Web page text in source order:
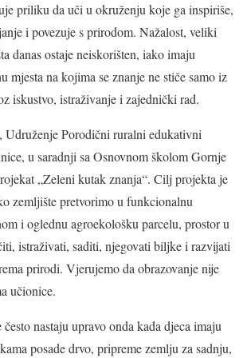
priliku da uči u okruženju koje ga inspiriše,
i povezuje s prirodom. Nažalost, veliki
danas ostaje neiskorišten, iako imaju
mjesta na kojima se znanje ne stiče samo iz
iskustvo, istraživanje i zajednički rad.
Udruženje Porodični ruralni edukativni
u saradnji sa Osnovnom školom Gornje
„Zeleni kutak znanja“. Cilj projekta je
zemljište pretvorimo u funkcionalnu
i oglednu agroekološku parcelu, prostor u
istraživati, saditi, njegovati biljke i razvijati
prirodi. Vjerujemo da obrazovanje nije
učionice.
nastaju upravo onda kada djeca imaju
posade drvo, pripreme zemlju za sadnju,